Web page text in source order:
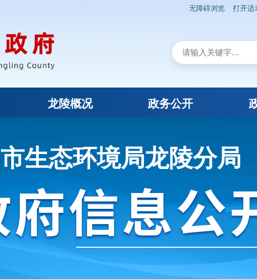
无障碍浏览 打开适
龙陵概况 政务公开
市生态环境局龙陵分局